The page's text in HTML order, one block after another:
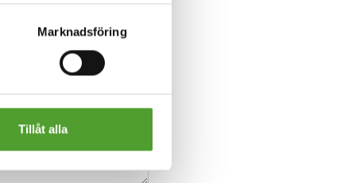
Marknadsföring
Tillåt alla